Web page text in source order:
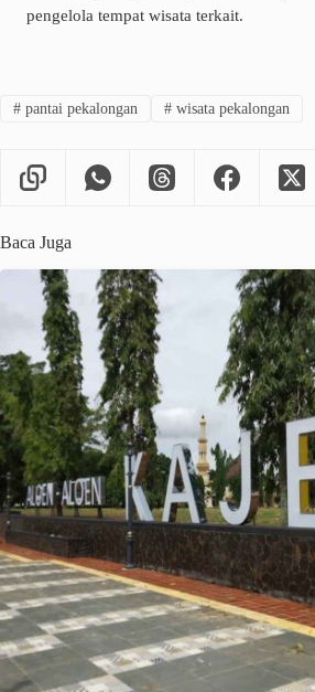
pengelola tempat wisata terkait.
#pantai pekalongan #wisata pekalongan
Baca Juga